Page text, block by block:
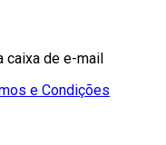
caixa de e-mail
e Condições